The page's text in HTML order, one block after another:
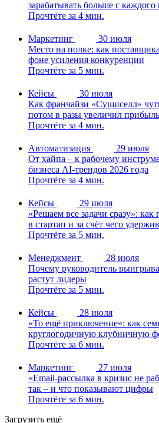
зарабатывать больше с каждого
Прочтёте за 4 мин.
Маркетинг
30 июля
Место на полке: как
фоне усиления конкуренции
Прочтёте за 5 мин.
Кейсы
30 июля
Как франчайзи «Сушиселл»
потом в разы увеличил прибыль
Прочтёте за 4 мин.
Автоматизация
29 июля
От хайпа – к рабочему
бизнеса AI-трендов 2026 года
Прочтёте за 4 мин.
Кейсы
29 июля
«Решаем все задачи сразу»: как
в стартап и за счёт чего
Прочтёте за 5 мин.
Менеджмент
28 июля
Почему руководитель
растут лидеры
Прочтёте за 5 мин.
Кейсы
28 июля
«То ещё приключение»: как
круглогодичную клубничную
Прочтёте за 6 мин.
Маркетинг
27 июля
«Email-рассылка в кризис не
так – и что показывают цифры
Прочтёте за 6 мин.
Загрузить ещё